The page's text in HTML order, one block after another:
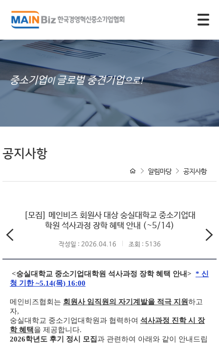
중소기업이 글로벌 중견기업으로!
공지사항
알림마당 공지사항
[모집] 메인비즈 회원사 대상 숭실대학교 중소기업대
학원 석사과정 장학 혜택 안내 (~5/14)
작성일 : 2026.04.16 조회 : 5136
<숭실대학교 중소기업대학원 석사과정 장학 혜택 안내> * 신
청 기한 ~5.14(목) 16:00
메인비즈협회 는 회원사 임직원의 자기계발을 적극 지원하고
자,
숭실대학교 중소기업대학원과 협력하여 석사과정 진학 시 장
학 혜택을 제공합니다.
2026학년도 후기 정시 모집과 관련하여 아래와 같이 안내드립